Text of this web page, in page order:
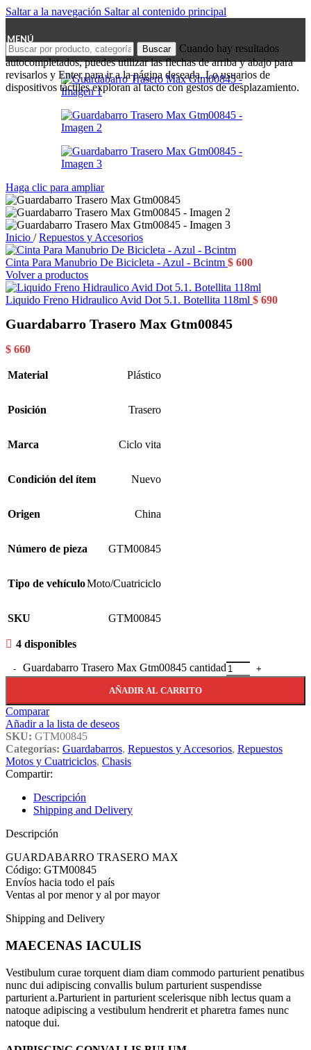
Saltar a la navegación Saltar al contenido principal
MENÚ
Buscar
Cuando hay resultados
autocompletados, puedes utilizar las flechas de arriba y abajo para
revisarlos y Enter para ir a la página deseada. Lo usuarios de
dispositivos táctiles exploran al tacto con gestos de desplazamiento.
Haga clic para ampliar
Inicio / Repuestos y Accesorios
Cinta Para Manubrio De Bicicleta - Azul - Bcintm $ 600
Volver a productos
Liquido Freno Hidraulico Avid Dot 5.1. Botellita 118ml $ 690
Guardabarro Trasero Max Gtm00845
$ 660
Material Plástico
Posición Trasero
Marca Ciclo vita
Condición del ítem Nuevo
Origen China
Número de pieza GTM00845
Tipo de vehículoMoto/Cuatriciclo
SKU GTM00845
4 disponibles
Guardabarro Trasero Max Gtm00845 cantidad
AÑADIR AL CARRITO
Comparar
Añadir a la lista de deseos
SKU: GTM00845
Categorías: Guardabarros, Repuestos y Accesorios, Repuestos
Motos y Cuatriciclos, Chasis
Compartir:
Descripción
Shipping and Delivery
Descripción
GUARDABARRO TRASERO MAX
Código: GTM00845
Envíos hacia todo el país
Ventas al por menor y al por mayor
Shipping and Delivery
MAECENAS IACULIS
Vestibulum curae torquent diam diam commodo parturient penatibus
nunc dui adipiscing convallis bulum parturient suspendisse
parturient a.Parturient in parturient scelerisque nibh lectus quam a
natoque adipiscing a vestibulum hendrerit et pharetra fames nunc
natoque dui.